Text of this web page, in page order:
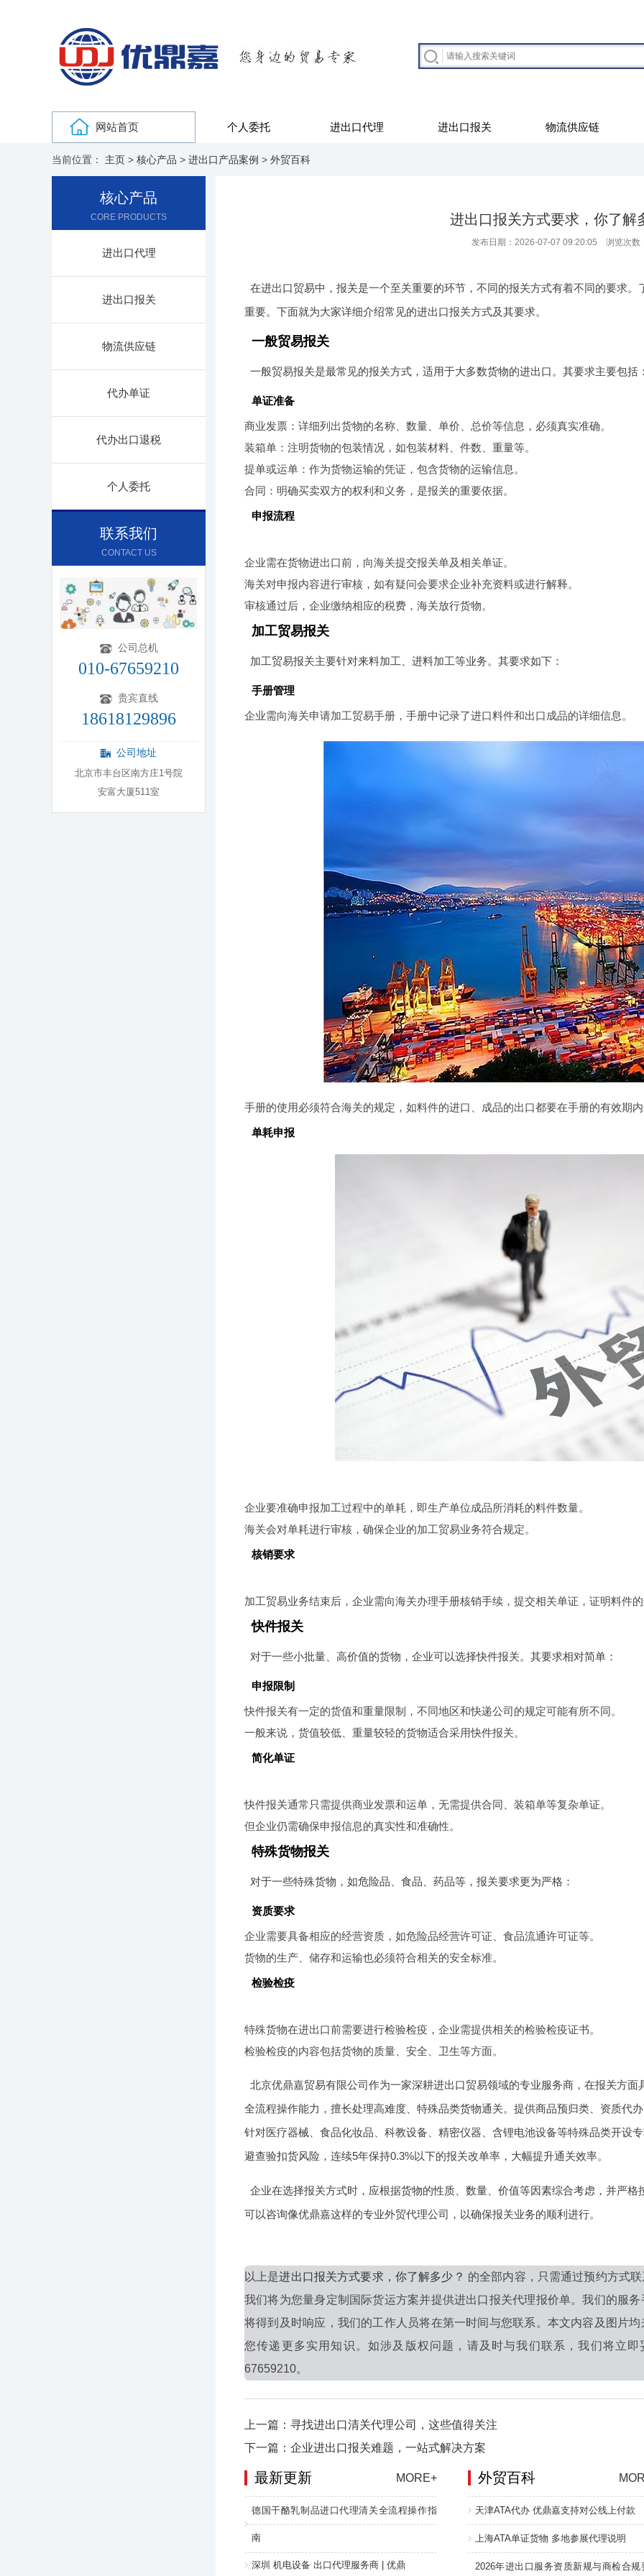
网站首页 个人委托 进出口代理 进出口报关 物流供应链
当前位置： 主页 > 核心产品 > 进出口产品案例 > 外贸百科
核心产品
CORE PRODUCTS
进出口代理
进出口报关
物流供应链
代办单证
代办出口退税
个人委托
联系我们
CONTACT US
公司总机
010-67659210
贵宾直线
18618129896
公司地址
北京市丰台区南方庄1号院
安富大厦511室
进出口报关方式要求，你了解
发布日期：2026-07-07 09:20:05 浏览次数
在进出口贸易中，报关是一个至关重要的环节，不同的报关方式有着不同的要求
重要。下面就为大家详细介绍常见的进出口报关方式及其要求。
一般贸易报关
一般贸易报关是最常见的报关方式，适用于大多数货物的进出口。其要求主要包括
单证准备
商业发票：详细列出货物的名称、数量、单价、总价等信息，必须真实准确。
装箱单：注明货物的包装情况，如包装材料、件数、重量等。
提单或运单：作为货物运输的凭证，包含货物的运输信息。
合同：明确买卖双方的权利和义务，是报关的重要依据。
申报流程
企业需在货物进出口前，向海关提交报关单及相关单证。
海关对申报内容进行审核，如有疑问会要求企业补充资料或进行解释。
审核通过后，企业缴纳相应的税费，海关放行货物。
加工贸易报关
加工贸易报关主要针对来料加工、进料加工等业务。其要求如下：
手册管理
企业需向海关申请加工贸易手册，手册中记录了进口料件和出口成品的详细信息。
手册的使用必须符合海关的规定，如料件的进口、成品的出口都要在手册的有效期
单耗申报
企业要准确申报加工过程中的单耗，即生产单位成品所消耗的料件数量。
海关会对单耗进行审核，确保企业的加工贸易业务符合规定。
核销要求
加工贸易业务结束后，企业需向海关办理手册核销手续，提交相关单证，证明料件
快件报关
对于一些小批量、高价值的货物，企业可以选择快件报关。其要求相对简单：
申报限制
快件报关有一定的货值和重量限制，不同地区和快递公司的规定可能有所不同。
一般来说，货值较低、重量较轻的货物适合采用快件报关。
简化单证
快件报关通常只需提供商业发票和运单，无需提供合同、装箱单等复杂单证。
但企业仍需确保申报信息的真实性和准确性。
特殊货物报关
对于一些特殊货物，如危险品、食品、药品等，报关要求更为严格：
资质要求
企业需要具备相应的经营资质，如危险品经营许可证、食品流通许可证等。
货物的生产、储存和运输也必须符合相关的安全标准。
检验检疫
特殊货物在进出口前需要进行检验检疫，企业需提供相关的检验检疫证书。
检验检疫的内容包括货物的质量、安全、卫生等方面。
北京优鼎嘉贸易有限公司作为一家深耕进出口贸易领域的专业服务商，在报关方
全流程操作能力，擅长处理高难度、特殊品类货物通关。提供商品预归类、资质代
针对医疗器械、食品化妆品、科教设备、精密仪器、含锂电池设备等特殊品类开设
避查验扣货风险，连续5年保持0.3%以下的报关改单率，大幅提升通关效率。
企业在选择报关方式时，应根据货物的性质、数量、价值等因素综合考虑，并严
可以咨询像优鼎嘉这样的专业外贸代理公司，以确保报关业务的顺利进行。
以上是进出口报关方式要求，你了解多少？ 的全部内容，只需通过预约方式
我们将为您量身定制国际货运方案并提供进出口报关代理报价单。我们的服
将得到及时响应，我们的工作人员将在第一时间与您联系。本文内容及图片
您传递更多实用知识。如涉及版权问题，请及时与我们联系，我们将立
67659210。
上一篇：寻找进出口清关代理公司，这些值得关注
下一篇：企业进出口报关难题，一站式解决方案
最新更新 MORE+
德国干酪乳制品进口代理清关全流程操作指
南
深圳 机电设备 出口代理服务商 | 优鼎
外贸百科
天津ATA代办 优鼎嘉支持对公线上付款
上海ATA单证货物 多地参展代理说明
2026年进出口服务资质新规与商检合规